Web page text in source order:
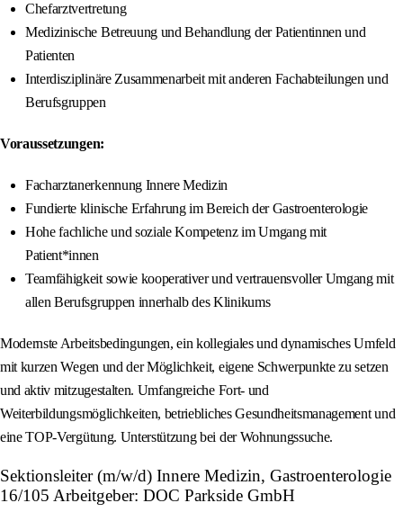
Chefarztvertretung
Medizinische Betreuung und Behandlung der Patientinnen und
Patienten
Interdisziplinäre Zusammenarbeit mit anderen Fachabteilungen und
Berufsgruppen
Voraussetzungen:
Facharztanerkennung Innere Medizin
Fundierte klinische Erfahrung im Bereich der Gastroenterologie
Hohe fachliche und soziale Kompetenz im Umgang mit
Patient*innen
Teamfähigkeit sowie kooperativer und vertrauensvoller Umgang mit
allen Berufsgruppen innerhalb des Klinikums
Modernste Arbeitsbedingungen, ein kollegiales und dynamisches Umfeld
mit kurzen Wegen und der Möglichkeit, eigene Schwerpunkte zu setzen
und aktiv mitzugestalten. Umfangreiche Fort- und
Weiterbildungsmöglichkeiten, betriebliches Gesundheitsmanagement und
eine TOP-Vergütung. Unterstützung bei der Wohnungssuche.
Sektionsleiter (m/w/d) Innere Medizin, Gastroenterologie
16/105 Arbeitgeber: DOC Parkside GmbH